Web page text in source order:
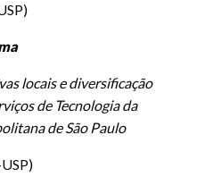
locais e diversificação
de Tecnologia da
de São Paulo